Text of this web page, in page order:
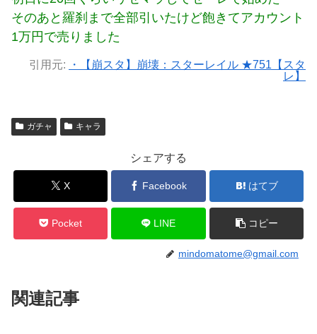
そのあと羅刹まで全部引いたけど飽きてアカウント
1万円で売りました
引用元:
・【崩スタ】崩壊：スターレイル ★751【スタ
レ】
ガチャ キャラ
シェアする
X Facebook はてブ
Pocket LINE コピー
mindomatome@gmail.com
関連記事